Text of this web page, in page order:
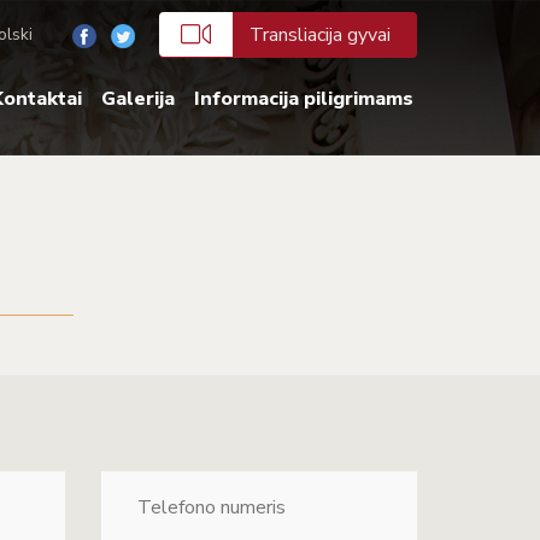
Transliacija gyvai
Galerija
Informacija piligrimams